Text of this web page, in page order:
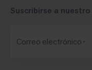
Suscribirse a nuestro
Correo electrónico